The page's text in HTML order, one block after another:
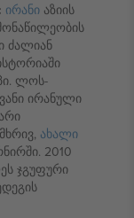
ირანი აზიის
ძალიან
ლოს-
ირანული
ახალი
2010
ჯგუფური